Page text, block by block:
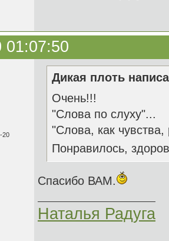
01:07:50
20
Дикая плоть
Очень!!!
"Слова по слуху"...
"Слова, как
Понравилось,
Спасибо ВАМ.
Наталья Радуга